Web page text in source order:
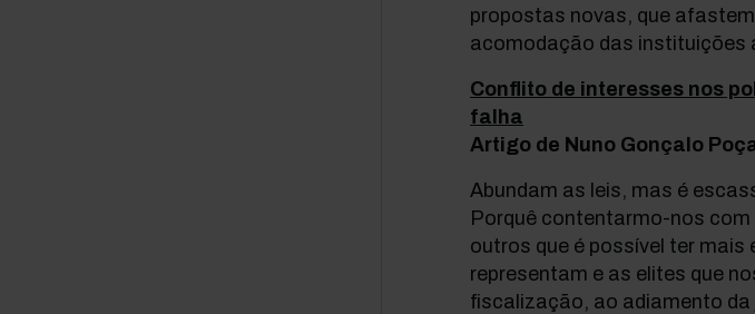
propostas novas, que
acomodação das instituições
Conflito de interesses nos
falha
Artigo de Nuno Gonçalo
Abundam as leis, mas é
Porquê contentarmo-nos
outros que é possível ter mais
representam e as elites que
fiscalização, ao adiamento